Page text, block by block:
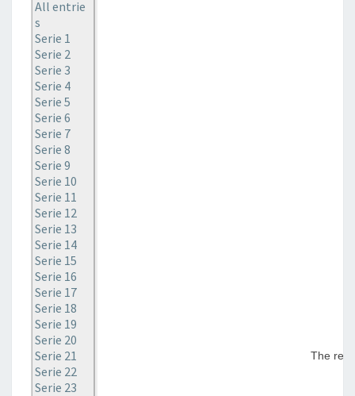
All entrie
s
Serie 1
Serie 2
Serie 3
Serie 4
Serie 5
Serie 6
Serie 7
Serie 8
Serie 9
Serie 10
Serie 11
Serie 12
Serie 13
Serie 14
Serie 15
Serie 16
Serie 17
Serie 18
Serie 19
Serie 20
Serie 21
Serie 22
Serie 23